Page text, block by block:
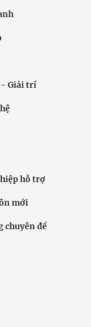
- Giải trí
hỗ trợ
mới
chuyên đề